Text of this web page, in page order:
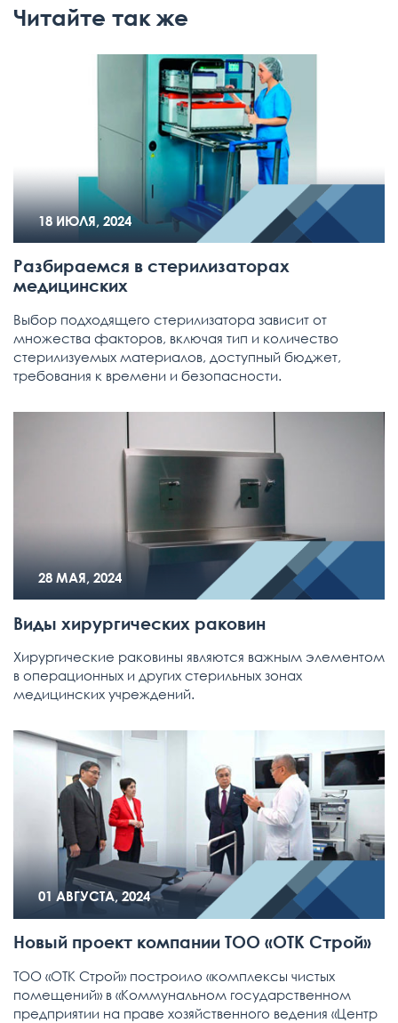
Читайте так же
18 ИЮЛЯ, 2024
Разбираемся в стерилизаторах
медицинских
Выбор подходящего стерилизатора зависит от
множества факторов, включая тип и количество
стерилизуемых материалов, доступный бюджет,
требования к времени и безопасности.
28 МАЯ, 2024
Виды хирургических раковин
Хирургические раковины являются важным элементом
в операционных и других стерильных зонах
медицинских учреждений.
01 АВГУСТА, 2024
Новый проект компании ТОО «ОТК Строй»
ТОО «ОТК Строй» построило «комплексы чистых
помещений» в «Коммунальном государственном
предприятии на праве хозяйственного ведения «Центр